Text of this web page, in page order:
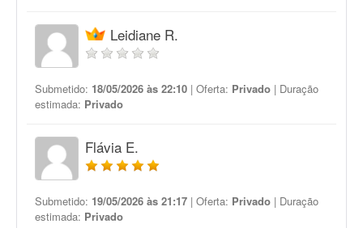
Leidiane R.
Submetido: 18/05/2026 às 22:10 | Oferta: Privado | Duração
estimada: Privado
Flávia E.
Submetido: 19/05/2026 às 21:17 | Oferta: Privado | Duração
estimada: Privado